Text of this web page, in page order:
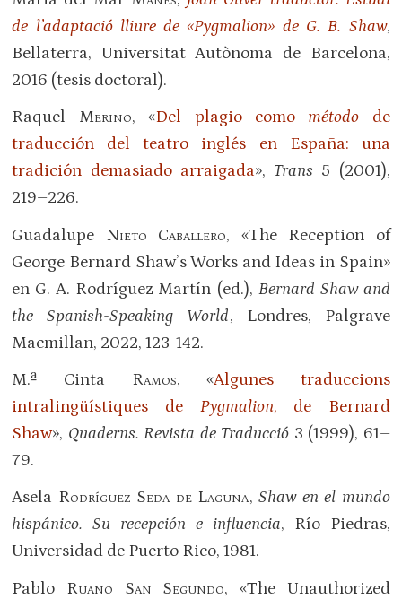
de l’adaptació lliure de «Pygmalion» de G. B. Shaw,
Bellaterra, Universitat Autònoma de Barcelona,
2016 (tesis doctoral).
Raquel Merino, «Del plagio como método de
traducción del teatro inglés en España: una
tradición demasiado arraigada», Trans 5 (2001),
219–226.
Guadalupe Nieto Caballero, «The Reception of
George Bernard Shaw’s Works and Ideas in Spain»
en G. A. Rodríguez Martín (ed.), Bernard Shaw and
the Spanish-Speaking World, Londres, Palgrave
Macmillan, 2022, 123-142.
M.ª Cinta Ramos, «Algunes traduccions
intralingüístiques de Pygmalion, de Bernard
Shaw», Quaderns. Revista de Traducció 3 (1999), 61–
79.
Asela Rodríguez Seda de Laguna,Shaw en el mundo
hispánico. Su recepción e influencia, Río Piedras,
Universidad de Puerto Rico, 1981.
Pablo Ruano San Segundo, «The Unauthorized